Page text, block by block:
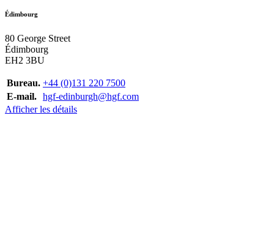
Édimbourg
80 George Street
Édimbourg
EH2 3BU
Bureau. +44 (0)131 220 7500
E-mail. hgf-edinburgh@hgf.com
Afficher les détails